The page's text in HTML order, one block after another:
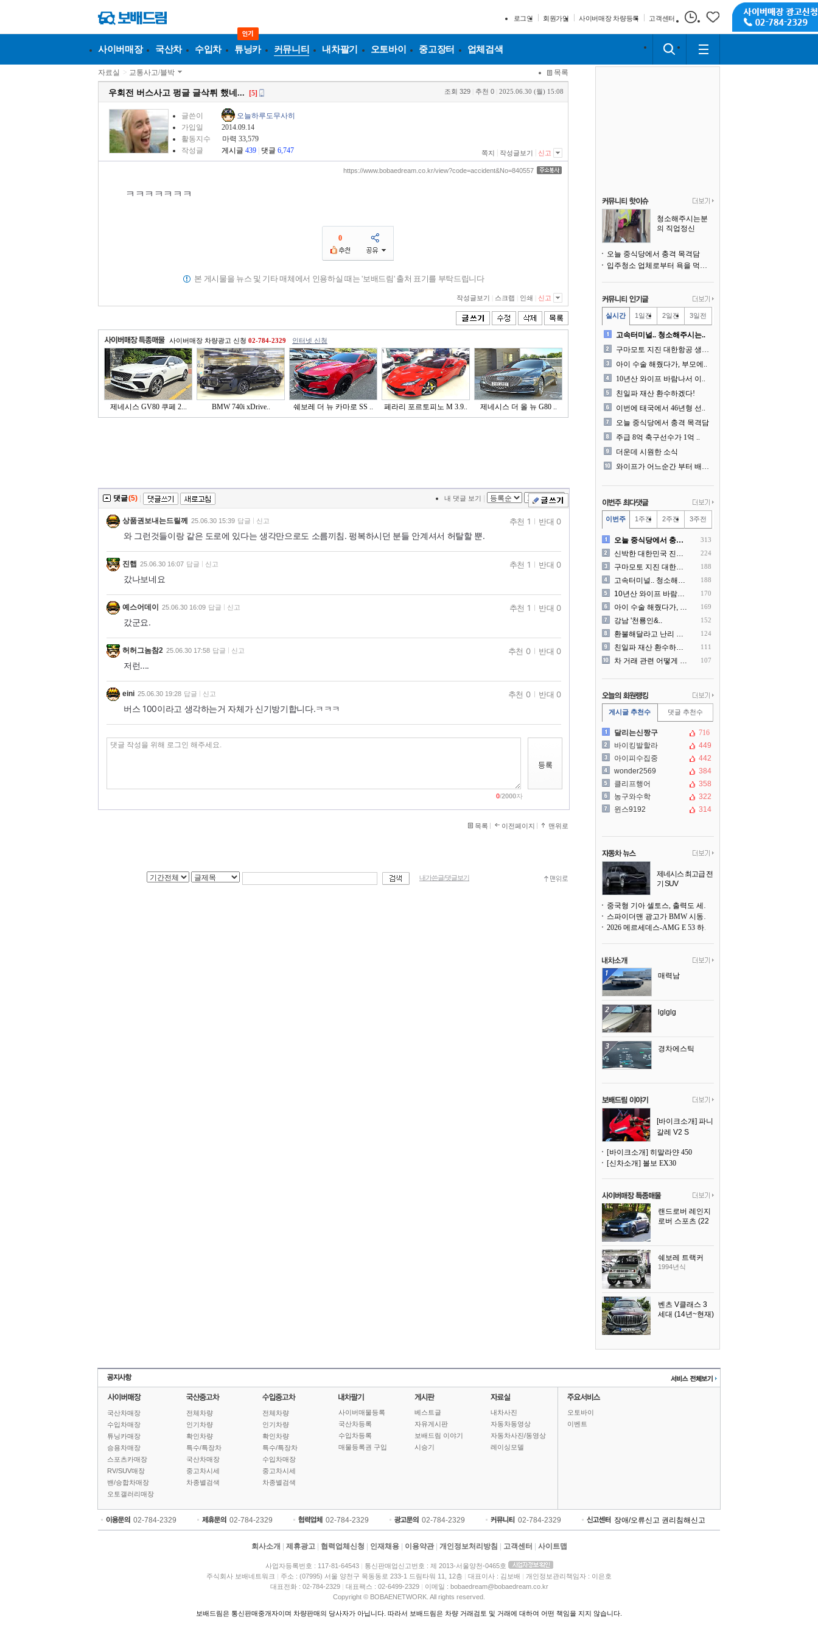
로그인 회원가입 사이버매장 차량등록 고객센터
사이버매장 국산차 수입차 튜닝카 커뮤니티 내차팔기 오토바이 중고장터 업체검색
자료실 > 교통사고/블박 목록
우회전 버스사고 펑글 글삭튀 했네... [5] 조회 329 추천 0 2025.06.30 (월) 15:08
글쓴이
오늘하루도무사히
가입일
2014.09.14
활동지수
마력 33,579
작성글
게시글 439 댓글 6,747 쪽지 작성글보기 신고
https://www.bobaedream.co.kr/view?code=accident&No=840557
ㅋㅋㅋㅋㅋㅋㅋ
0
본 게시물을 뉴스 및 기타 매체에서 인용하실 때는 '보배드림' 출처 표기를 부탁드립니다
작성글보기 스크랩 인쇄 신고
사이버매장 차량광고 신청 02-784-2329 인터넷 신청
제네시스 GV80 쿠페 2... BMW 740i xDrive.. 쉐보레 더 뉴 카마로 SS .. 페라리 포르토피노 M 3.9.. 제네시스 더 올 뉴 G80 ..
댓글(5) 내 댓글 보기
상품권보내는드릴께 25.06.30 15:39 답글 신고
와 그런것들이랑 같은 도로에 있다는 생각만으로도 소름끼침. 펑복하시던 분들 안계셔서 허탈할 뿐.
추천 1 반대 0
진햅 25.06.30 16:07 답글 신고
갔나보네요
추천 1 반대 0
예스어데이 25.06.30 16:09 답글 신고
갔군요.
추천 1 반대 0
허허그놈참2 25.06.30 17:58 답글 신고
저런....
추천 0 반대 0
eini 25.06.30 19:28 답글 신고
버스 100이라고 생각하는거 자체가 신기방기합니다.ㅋㅋㅋ
추천 0 반대 0
0/2000자
목록 이전페이지 맨위로
내가쓴글/댓글보기
청소해주시는분
의 직업정신
오늘 중식당에서 충격 목격담
입주청소 업체로부터 욕을 먹고 있습니다
실시간 1일전 2일전 3일전
고속터미널.. 청소해주시는..
구마모토 지진 대한항공 생수..
아이 수술 해줬다가, 부모에..
10년산 와이프 바람나서 이..
친일파 재산 환수하겠다!
이번에 태국에서 46년형 선..
오늘 중식당에서 충격 목격담
주급 8억 축구선수가 1억 ..
더운데 시원한 소식
와이프가 어느순간 부터 배달..
이번주 1주전 2주전 3주전
오늘 중식당에서 충격 목격담 313
신박한 대한민국 진상 근황 224
구마모토 지진 대한항공 생수.. 188
고속터미널.. 청소해주시는.. 188
10년산 와이프 바람나서 이.. 170
아이 수술 해줬다가, 부모에.. 169
강남 '천룡인&.. 152
환불해달라고 난리 난 미국 .. 124
친일파 재산 환수하겠다! 111
차 거래 관련 어떻게 대처해.. 107
게시글 추천수 댓글 추천수
달리는신짱구
716
바이킹발할라
449
아이피수집중
442
wonder2569
384
클리프행어
358
농구와수학
322
윈스9192
314
제네시스 최고급 전
기 SUV
중국형 기아 셀토스, 출력도 세지고 27인치 초대형 디스플레이까지
스파이더맨 광고가 BMW 시동화면을 점령하다, 오너들은 불만
2026 메르세데스-AMG E 53 하이브리드 왜건 시승기
매력남
lglglg
경차에스틱
[바이크소개] 파니
갈레 V2 S
[바이크소개] 히말라얀 450
[신차소개] 볼보 EX30
랜드로버 레인지
로버 스포츠 (22
쉐보레 트랙커
1994년식
벤츠 V클래스 3
세대 (14년~현재)
국산차매장
수입차매장
튜닝카매장
승용차매장
스포츠카매장
RV/SUV매장
밴/승합차매장
오토갤러리매장
전체차량
인기차량
확인차량
특수/특장차
국산차매장
중고차시세
차종별검색
전체차량
인기차량
확인차량
특수/특장차
수입차매장
중고차시세
차종별검색
사이버매물등록
국산차등록
수입차등록
매물등록권 구입
베스트글
자유게시판
보배드림 이야기
시승기
내차사진
자동차동영상
자동차사진/동영상
레이싱모델
오토바이
이벤트
02-784-2329 02-784-2329 02-784-2329 02-784-2329 02-784-2329 장애/오류신고 권리침해신고
회사소개 제휴광고 협력업체신청 인재채용 이용약관 개인정보처리방침 고객센터 사이트맵
사업자등록번호 : 117-81-64543
통신판매업신고번호 : 제 2013-서울양천-0465호
주식회사 보배네트워크
주소 : (07995) 서울 양천구 목동동로 233-1 드림타워 11, 12층 대표이사 : 김보배
개인정보관리책임자 : 이은호
대표전화 : 02-784-2329
대표팩스 : 02-6499-2329
이메일 : bobaedream@bobaedream.co.kr
Copyright © BOBAENETWORK. All rights reserved.
보배드림은 통신판매중개자이며 차량판매의 당사자가 아닙니다. 따라서 보배드림은 차량 거래검토 및 거래에 대하여 어떤 책임을 지지 않습니다.